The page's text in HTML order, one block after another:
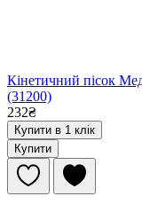
Кінетичний пісок
(31200)
232₴
Купити в 1 клік
Купити